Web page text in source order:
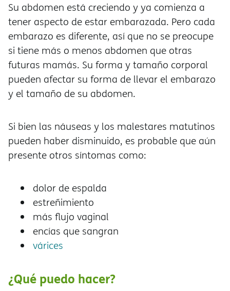
Su abdomen está creciendo y ya comienza a
tener aspecto de estar embarazada. Pero cada
embarazo es diferente, así que no se preocupe
si tiene más o menos abdomen que otras
futuras mamás. Su forma y tamaño corporal
pueden afectar su forma de llevar el embarazo
y el tamaño de su abdomen.
Si bien las náuseas y los malestares matutinos
pueden haber disminuido, es probable que aún
presente otros síntomas como:
dolor de espalda
estreñimiento
más flujo vaginal
encías que sangran
várices
¿Qué puedo hacer?